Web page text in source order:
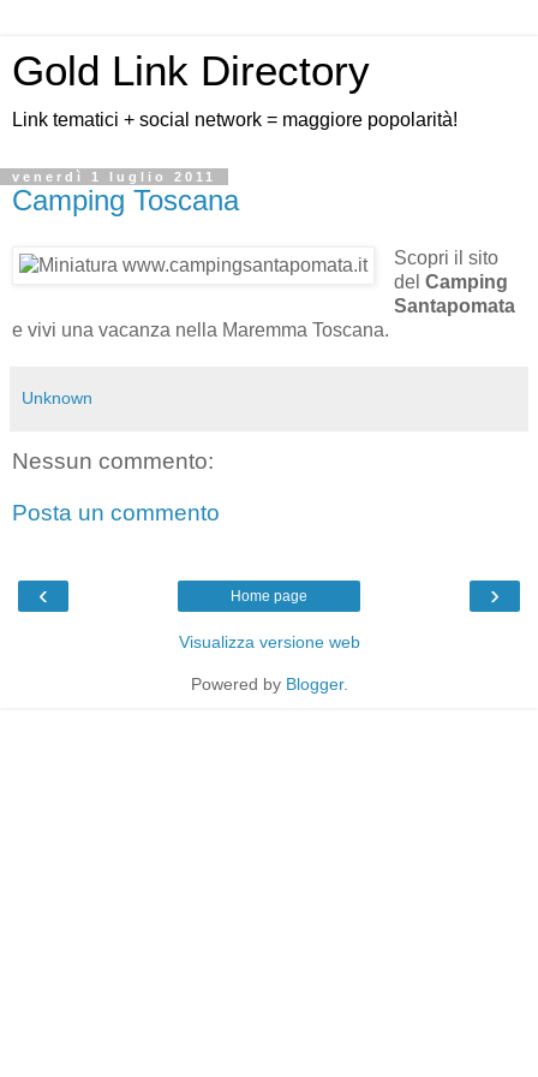
Gold Link Directory
Link tematici + social network = maggiore popolarità!
venerdì 1 luglio 2011
Camping Toscana
Scopri il sito
del Camping
Santapomata
e vivi una vacanza nella Maremma Toscana.
Unknown
Nessun commento:
Posta un commento
‹ ›
Home page
Visualizza versione web
Powered by Blogger.